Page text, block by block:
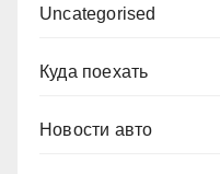
Uncategorised
Куда поехать
Новости авто